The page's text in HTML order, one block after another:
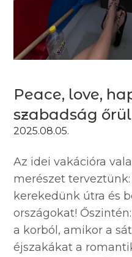
Peace, love,
szabadság
2025.08.05.
Az idei vakációra
merészet
kerekedünk útra és
országokat!
a korból, amikor a
éjszakákat a